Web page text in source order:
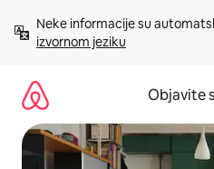
sadržaj
Neke informacije su
izvornom jeziku
Objavite